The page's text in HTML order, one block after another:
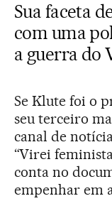
Sua faceta
com uma
a guerra do
Se Klute foi o
seu terceiro
canal de
“Virei
conta no
empenhar em